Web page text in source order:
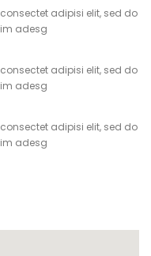
adipisi elit, sed do
adesg
adipisi elit, sed do
adesg
adipisi elit, sed do
adesg